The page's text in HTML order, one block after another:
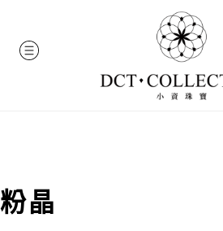
content
MENU
粉晶